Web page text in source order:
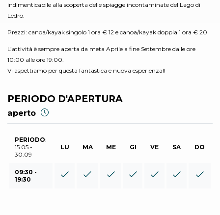
indimenticabile alla scoperta delle spiagge incontaminate del Lago di
Ledro.
Prezzi: canoa/kayak singolo 1 ora € 12 e canoa/kayak doppia 1 ora € 20
L’attività è sempre aperta da meta Aprile a fine Settembre dalle ore
10:00 alle ore 19:00.
Vi aspettiamo per questa fantastica e nuova esperienza!!
PERIODO D'APERTURA
aperto
PERIODO:
15.05 -
30.09
LU MA ME GI VE SA DO
09:30 -
19:30